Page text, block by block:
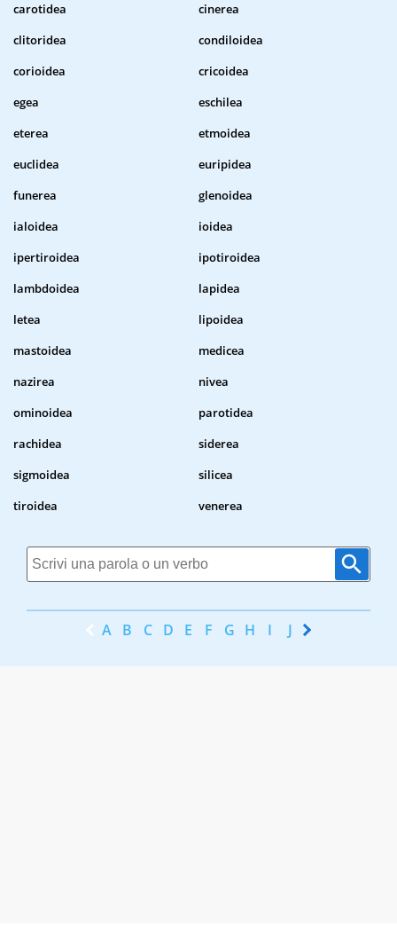
carotidea
cinerea
clitoridea
condiloidea
corioidea
cricoidea
egea
eschilea
eterea
etmoidea
euclidea
euripidea
funerea
glenoidea
ialoidea
ioidea
ipertiroidea
ipotiroidea
lambdoidea
lapidea
letea
lipoidea
mastoidea
medicea
nazirea
nivea
ominoidea
parotidea
rachidea
siderea
sigmoidea
silicea
tiroidea
venerea
A B C D E F G H I J K